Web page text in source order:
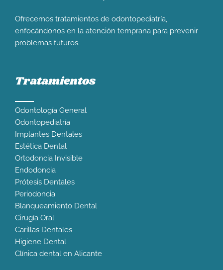
Ofrecemos tratamientos de odontopediatría,
enfocándonos en la atención temprana para prevenir
problemas futuros.
Tratamientos
Odontología General
Odontopediatría
Implantes Dentales
Estética Dental
Ortodoncia Invisible
Endodoncia
Prótesis Dentales
Periodoncia
Blanqueamiento Dental
Cirugía Oral
Carillas Dentales
Higiene Dental
Clínica dental en Alicante